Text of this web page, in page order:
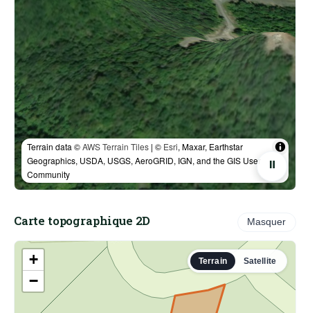
Terrain data ©AWS Terrain Tiles | © Esri, Maxar, Earthstar
Geographics, USDA, USGS, AeroGRID, IGN, and the GIS User
Community
⏸
Carte topographique 2D Masquer
+
−
Terrain Satellite